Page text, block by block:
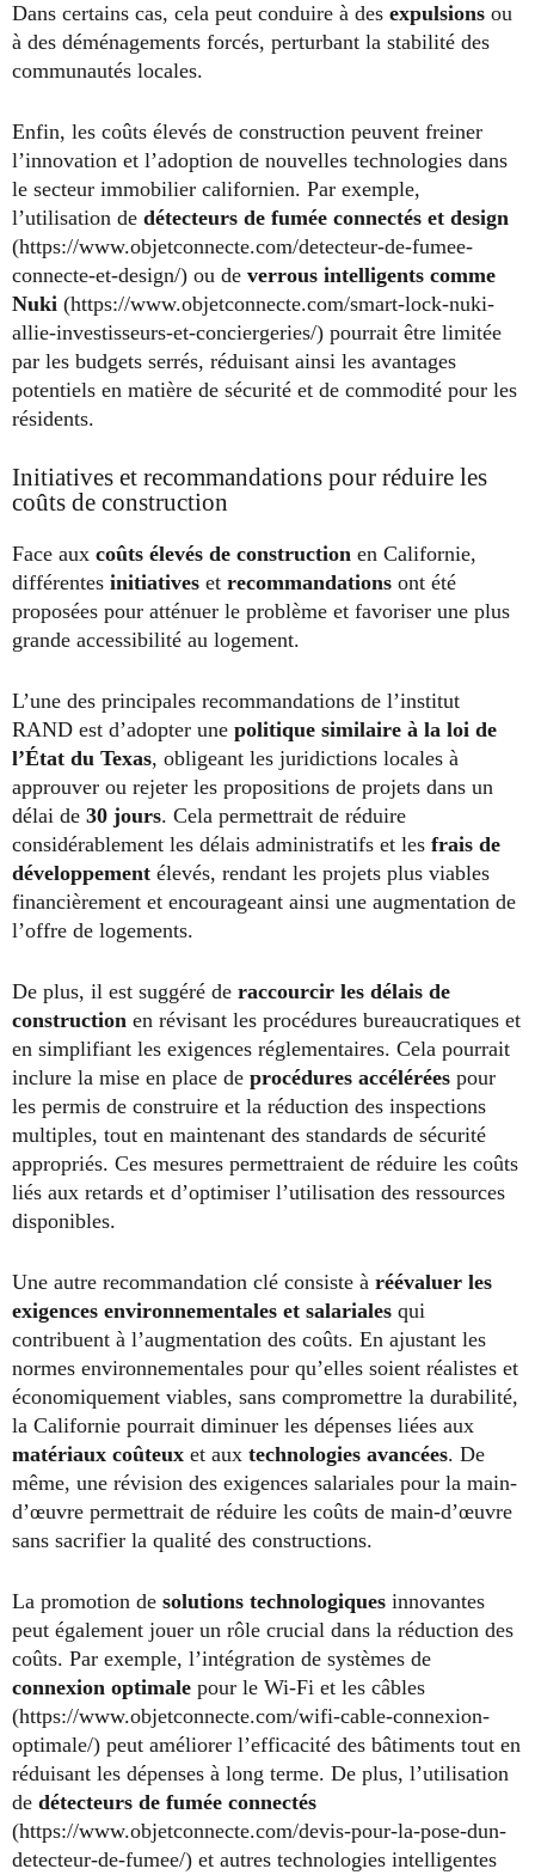
Dans certains cas, cela peut conduire à des expulsions ou
à des déménagements forcés, perturbant la stabilité des
communautés locales.
Enfin, les coûts élevés de construction peuvent freiner
l’innovation et l’adoption de nouvelles technologies dans
le secteur immobilier californien. Par exemple,
l’utilisation de détecteurs de fumée connectés et design
(https://www.objetconnecte.com/detecteur-de-fumee-
connecte-et-design/) ou de verrous intelligents comme
Nuki (https://www.objetconnecte.com/smart-lock-nuki-
allie-investisseurs-et-conciergeries/) pourrait être limitée
par les budgets serrés, réduisant ainsi les avantages
potentiels en matière de sécurité et de commodité pour les
résidents.
Initiatives et recommandations pour réduire les
coûts de construction
Face aux coûts élevés de construction en Californie,
différentes initiatives et recommandations ont été
proposées pour atténuer le problème et favoriser une plus
grande accessibilité au logement.
L’une des principales recommandations de l’institut
RAND est d’adopter une politique similaire à la loi de
l’État du Texas, obligeant les juridictions locales à
approuver ou rejeter les propositions de projets dans un
délai de 30 jours. Cela permettrait de réduire
considérablement les délais administratifs et les frais de
développement élevés, rendant les projets plus viables
financièrement et encourageant ainsi une augmentation de
l’offre de logements.
De plus, il est suggéré de raccourcir les délais de
construction en révisant les procédures bureaucratiques et
en simplifiant les exigences réglementaires. Cela pourrait
inclure la mise en place de procédures accélérées pour
les permis de construire et la réduction des inspections
multiples, tout en maintenant des standards de sécurité
appropriés. Ces mesures permettraient de réduire les coûts
liés aux retards et d’optimiser l’utilisation des ressources
disponibles.
Une autre recommandation clé consiste à réévaluer les
exigences environnementales et salariales qui
contribuent à l’augmentation des coûts. En ajustant les
normes environnementales pour qu’elles soient réalistes et
économiquement viables, sans compromettre la durabilité,
la Californie pourrait diminuer les dépenses liées aux
matériaux coûteux et aux technologies avancées. De
même, une révision des exigences salariales pour la main-
d’œuvre permettrait de réduire les coûts de main-d’œuvre
sans sacrifier la qualité des constructions.
La promotion de solutions technologiques innovantes
peut également jouer un rôle crucial dans la réduction des
coûts. Par exemple, l’intégration de systèmes de
connexion optimale pour le Wi-Fi et les câbles
(https://www.objetconnecte.com/wifi-cable-connexion-
optimale/) peut améliorer l’efficacité des bâtiments tout en
réduisant les dépenses à long terme. De plus, l’utilisation
de détecteurs de fumée connectés
(https://www.objetconnecte.com/devis-pour-la-pose-dun-
detecteur-de-fumee/) et autres technologies intelligentes